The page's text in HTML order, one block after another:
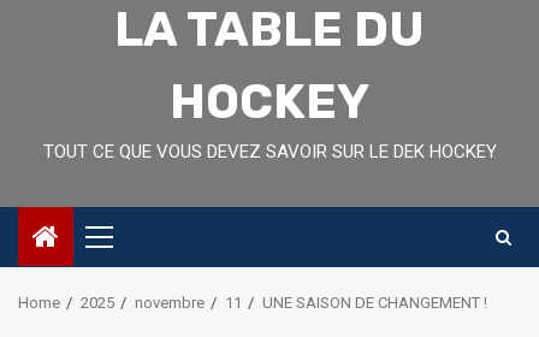
LA TABLE DU
HOCKEY
TOUT CE QUE VOUS DEVEZ SAVOIR SUR LE DEK HOCKEY
Primary
Menu
Home 2025 novembre 11 UNE SAISON DE CHANGEMENT !